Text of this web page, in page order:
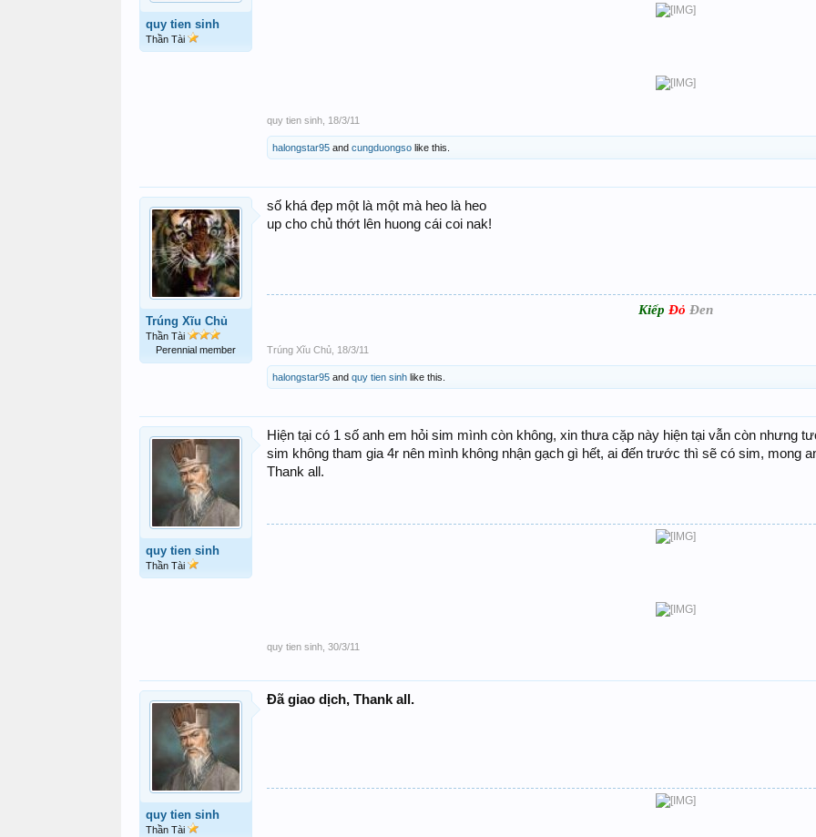
quy tien sinh
Thần Tài
quy tien sinh 18/3/11
halongstar95 and cungduongso like this.
Trúng Xĩu Chủ
Thần Tài
Perennial member
số khá đẹp một là một mà heo là heo
up cho chủ thớt lên huong cái coi nak!
Kiếp Đỏ Đen
Trúng Xĩu Chủ 18/3/11
halongstar95 and quy tien sinh like this.
quy tien sinh
Thần Tài
Hiện tại có 1 số anh em hỏi sim mình còn không, xin thưa cặp này hiện tại vẫn còn nhưng
sim không tham gia 4r nên mình không nhận gạch gì hết, ai đến trước thì sẽ có sim, mong
Thank all.
quy tien sinh 30/3/11
quy tien sinh
Thần Tài
Đã giao dịch, Thank all.